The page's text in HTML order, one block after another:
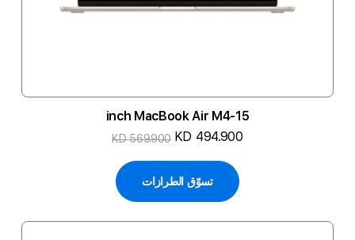
15-inch MacBook Air M4
KD 494.900
KD 569.900
تسوّق الطرازات